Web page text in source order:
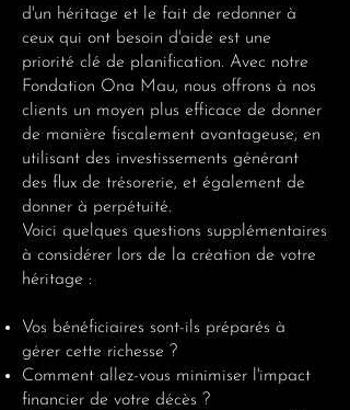
d'un héritage et le fait de redonner à
ceux qui ont besoin d'aide est une
priorité clé de planification. Avec notre
Fondation Ona Mau, nous offrons à nos
clients un moyen plus efficace de donner
de manière fiscalement avantageuse, en
utilisant des investissements générant
des flux de trésorerie, et également de
donner à perpétuité.
Voici quelques questions supplémentaires
à considérer lors de la création de votre
héritage :
Vos bénéficiaires sont-ils préparés à
gérer cette richesse ?
Comment allez-vous minimiser l'impact
financier de votre décès ?